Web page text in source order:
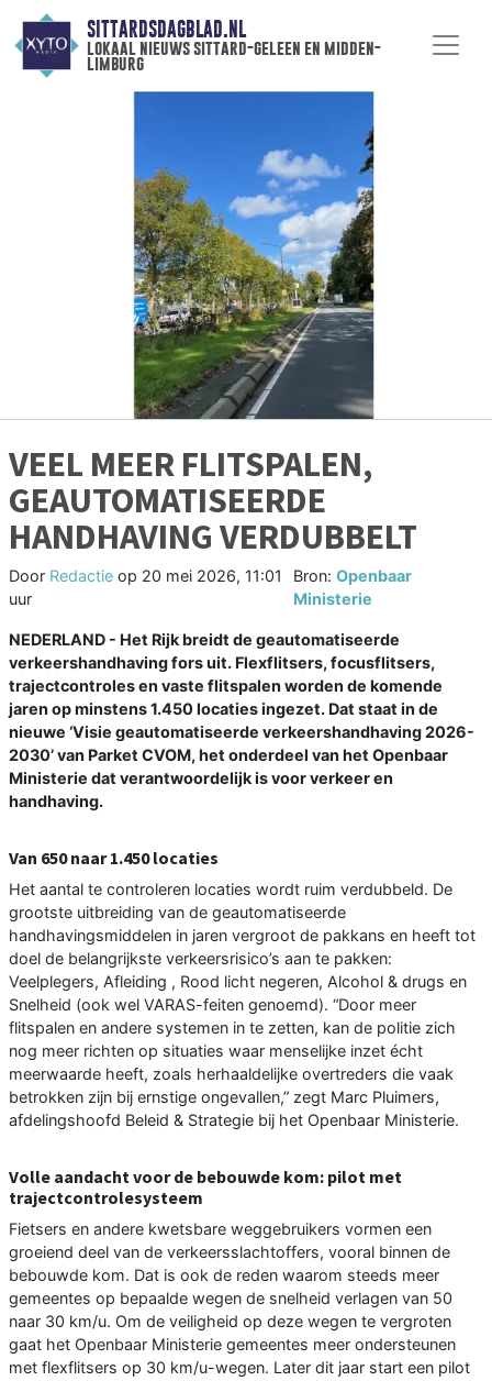
SITTARDSDAGBLAD.NL
lokaal nieuws sittard-geleen en midden-
limburg
VEEL MEER FLITSPALEN,
GEAUTOMATISEERDE
HANDHAVING VERDUBBELT
Door Redactie op 20 mei 2026, 11:01
uur
Bron:Openbaar
Ministerie
NEDERLAND - Het Rijk breidt de geautomatiseerde
verkeershandhaving fors uit. Flexflitsers, focusflitsers,
trajectcontroles en vaste flitspalen worden de komende
jaren op minstens 1.450 locaties ingezet. Dat staat in de
nieuwe ‘Visie geautomatiseerde verkeershandhaving 2026-
2030’ van Parket CVOM, het onderdeel van het Openbaar
Ministerie dat verantwoordelijk is voor verkeer en
handhaving.
Van 650 naar 1.450 locaties
Het aantal te controleren locaties wordt ruim verdubbeld. De
grootste uitbreiding van de geautomatiseerde
handhavingsmiddelen in jaren vergroot de pakkans en heeft tot
doel de belangrijkste verkeersrisico’s aan te pakken:
Veelplegers, Afleiding , Rood licht negeren, Alcohol & drugs en
Snelheid (ook wel VARAS-feiten genoemd). “Door meer
flitspalen en andere systemen in te zetten, kan de politie zich
nog meer richten op situaties waar menselijke inzet écht
meerwaarde heeft, zoals herhaaldelijke overtreders die vaak
betrokken zijn bij ernstige ongevallen,” zegt Marc Pluimers,
afdelingshoofd Beleid & Strategie bij het Openbaar Ministerie.
Volle aandacht voor de bebouwde kom: pilot met
trajectcontrolesysteem
Fietsers en andere kwetsbare weggebruikers vormen een
groeiend deel van de verkeersslachtoffers, vooral binnen de
bebouwde kom. Dat is ook de reden waarom steeds meer
gemeentes op bepaalde wegen de snelheid verlagen van 50
naar 30 km/u. Om de veiligheid op deze wegen te vergroten
gaat het Openbaar Ministerie gemeentes meer ondersteunen
met flexflitsers op 30 km/u-wegen. Later dit jaar start een pilot